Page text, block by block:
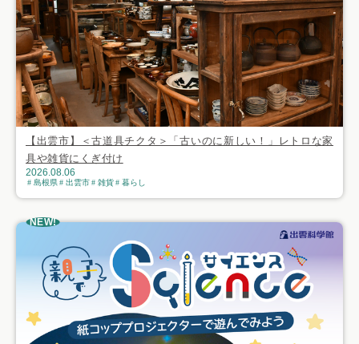
【出雲市】＜古道具チクタ＞「古いのに新しい！」レトロな家
具や雑貨にくぎ付け
2026.08.06
島根県 出雲市 雑貨 暮らし
NEW!